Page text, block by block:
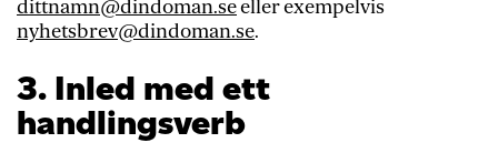
dittnamn@dindoman.seeller exempelvis
nyhetsbrev@dindoman.se.
3. Inled med ett
handlingsverb